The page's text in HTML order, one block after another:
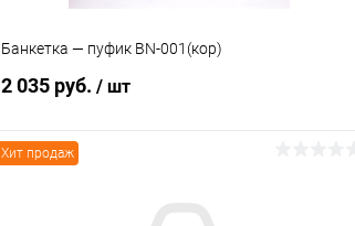
Банкетка — пуфик BN-001(кор)
2 035 руб. / шт
Хит продаж